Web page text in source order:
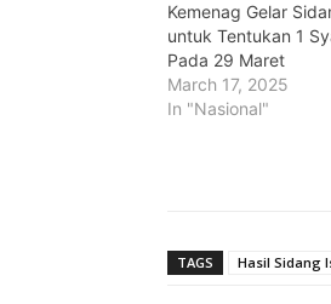
Kemenag Gelar
untuk Tentukan 1
Pada 29 Maret
March 17, 2025
In "Nasional"
TAGS Hasil Sidang